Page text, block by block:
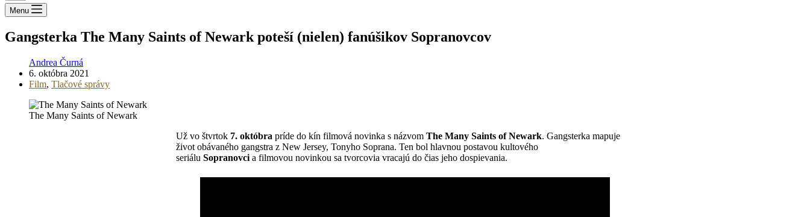
Menu
Gangsterka The Many Saints of Newark poteší (nielen) fanúšikov Sopranovcov
Andrea Čurná
6. októbra 2021
Film, Tlačové správy
The Many Saints of Newark
Už vo štvrtok 7. októbra príde do kín filmová novinka s názvom The Many Saints of Newark. Gangsterka mapuje
život obávaného gangstra z New Jersey, Tonyho Soprana. Ten bol hlavnou postavou kultového
seriálu Sopranovci a filmovou novinkou sa tvorcovia vracajú do čias jeho dospievania.